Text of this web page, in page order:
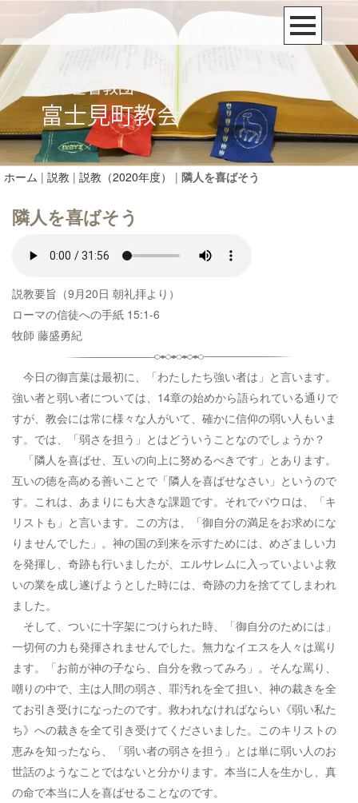
ホーム | 説教 | 説教（2020年度） | 隣人を喜ばそう
隣人を喜ばそう
説教要旨（9月20日 朝礼拝より）
ローマの信徒への手紙 15:1-6
牧師 藤盛勇紀
今日の御言葉は最初に、「わたしたち強い者は」と言います。
強い者と弱い者については、14章の始めから語られている通りで
すが、教会には常に様々な人がいて、確かに信仰の弱い人もいま
す。では、「弱さを担う」とはどういうことなのでしょうか？
「隣人を喜ばせ、互いの向上に努めるべきです」とあります。
互いの徳を高める善いことで「隣人を喜ばせなさい」というので
す。これは、あまりにも大きな課題です。それでパウロは、「キ
リストも」と言います。この方は、「御自分の満足をお求めにな
りませんでした」。神の国の到来を示すためには、めざましい力
を発揮し、奇跡も行いましたが、エルサレムに入っていよいよ救
いの業を成し遂げようとした時には、奇跡の力を捨ててしまわれ
ました。
そして、ついに十字架につけられた時、「御自分のためには」
一切何の力も発揮されませんでした。無力なイエスを人々は罵り
ます。「お前が神の子なら、自分を救ってみろ」。そんな罵り、
嘲りの中で、主は人間の弱さ、罪汚れを全て担い、神の裁きを全
てお引き受けになったのです。救われなければならい《弱い私た
ち》への裁きを全て引き受けてくださいました。このキリストの
恵みを知ったなら、「弱い者の弱さを担う」とは単に弱い人のお
世話のようなことではないと分かります。本当に人を生かし、真
の命で本当に人を喜ばせることなのです。